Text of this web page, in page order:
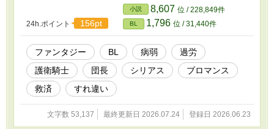
がらも「大丈夫です」と笑う団長の異変に気付
く。 誰よりも怠けているように見えたその男
は、本当にそうなのか。 侮っていた団長の嘘を
追ううちに、ヴァルトは王立調律院に隠された
現実を知っていく。
24h.ポイント 156pt
小説 8,607 位 / 228,849件
BL 1,796 位 / 31,440件
ファンタジー BL 病弱
過労
護衛騎士
団長 シリアス
ブロマンス
救済
すれ違い
文字数 53,137 最終更新日 2026.07.24 登録日 2026.06.23